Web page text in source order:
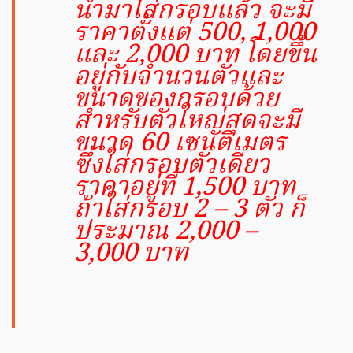
นำมาใส่กรอบแล้ว จะมี
ราคาตั้งแต่ 500, 1,000
และ 2,000 บาท โดยขึ้น
อยู่กับจำนวนตัวและ
ขนาดของกรอบด้วย
สำหรับตัวใหญ่สุดจะมี
ขนาด 60 เซนติเมตร
ซึ่งใส่กรอบตัวเดียว
ราคาอยู่ที่ 1,500 บาท
ถ้าใส่กรอบ 2 – 3 ตัว ก็
ประมาณ 2,000 –
3,000 บาท